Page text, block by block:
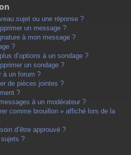
sujet ou une réponse ?
un message ?
à mon message ?
?
d’options à un sondage ?
un sondage ?
à un forum ?
de pièces jointes ?
?
à un modérateur ?
comme brouillon » affiché lors de la
d’être approuvé ?
?